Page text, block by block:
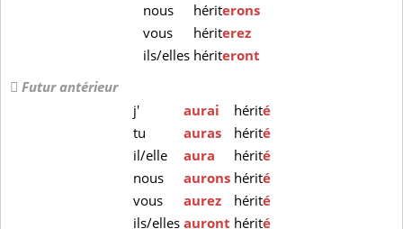
nous
hériterons
vous
hériterez
ils/elles hériteront
Futur antérieur
j'
aurai hérité
tu
auras hérité
il/elle
aura hérité
nous
aurons hérité
vous
aurez hérité
ils/elles auront hérité